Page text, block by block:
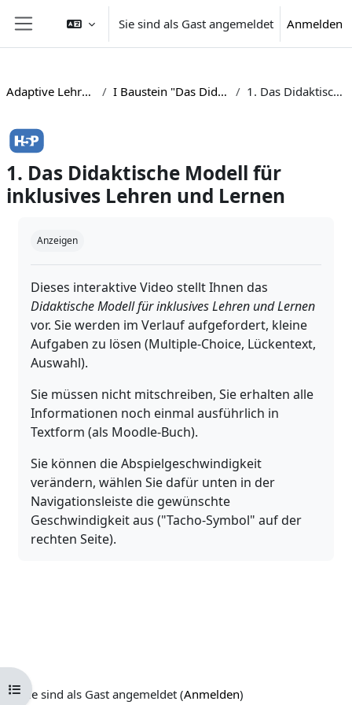
Website-Übersicht
Sie sind als Gast angemeldet Anmelden
Kursindex öffnen
Adaptive Lehrkompetenz für inklusiven Unterricht I Baustein "Das Didaktische Modell für inklusives Lehren und Lernen" 1. Das Didaktische Modell für inklusives Lehren und Lernen
1. Das Didaktische Modell für
inklusives Lehren und Lernen
Anzeigen
Dieses interaktive Video stellt Ihnen das
Didaktische Modell für inklusives Lehren und Lernen
vor. Sie werden im Verlauf aufgefordert, kleine
Aufgaben zu lösen (Multiple-Choice, Lückentext,
Auswahl).
Sie müssen nicht mitschreiben, Sie erhalten alle
Informationen noch einmal ausführlich in
Textform (als Moodle-Buch).
Sie können die Abspielgeschwindigkeit
verändern, wählen Sie dafür unten in der
Navigationsleiste die gewünschte
Geschwindigkeit aus ("Tacho-Symbol" auf der
rechten Seite).
Sie sind als Gast angemeldet (Anmelden)